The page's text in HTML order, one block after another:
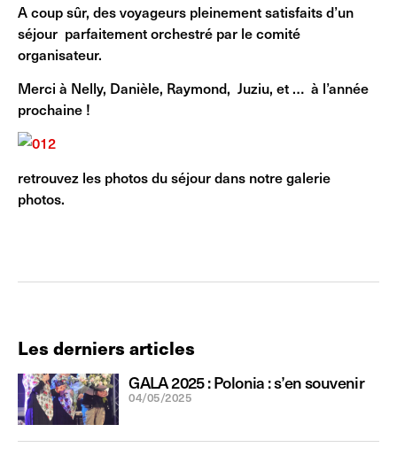
A coup sûr, des voyageurs pleinement satisfaits d’un
séjour parfaitement orchestré par le comité
organisateur.
Merci à Nelly, Danièle, Raymond, Juziu, et … à l’année
prochaine !
retrouvez les photos du séjour dans notre galerie
photos.
Les derniers articles
GALA 2025 : Polonia : s’en souvenir
04/05/2025